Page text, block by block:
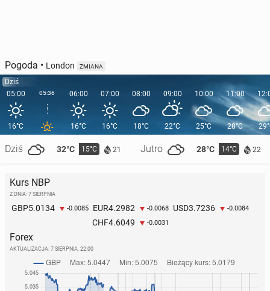
Pogoda • London ZMIANA
Dziś
05:00
16°C
Dziś 32°C 15°C 21 Jutro 28°C 14°C 22
05:36 06:00
16°C
07:00
16°C
08:00
18°C
09:00
22°C
10:00
25°C
11:00
28°C
Kurs NBP
Z DNIA: 7 SIERPNIA
GBP5.0134 -0.0085 EUR4.2982 -0.0068 USD3.7236 -0.0084
CHF4.6049 -0.0031
Forex
AKTUALIZACJA: 7 SIERPNIA, 22:00